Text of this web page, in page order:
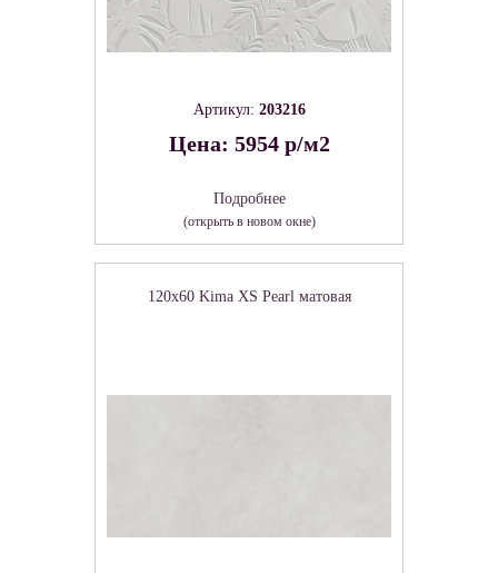
Артикул: 203216
Цена: 5954 р/м2
Подробнее
(открыть в новом окне)
120x60 Kima XS Pearl матовая